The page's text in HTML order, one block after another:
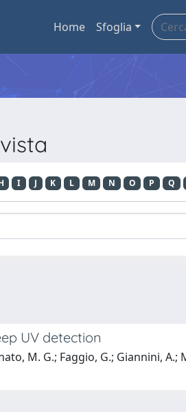
Home Sfoglia
I J K L M N O P Q
UV detection
M. G.; Faggio, G.; Giannini,